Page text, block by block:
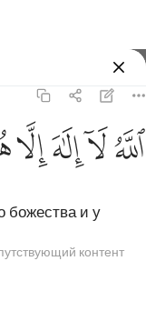
ٱللَّهُ
ﲓﲔﲕﲖ
божества и у
контент